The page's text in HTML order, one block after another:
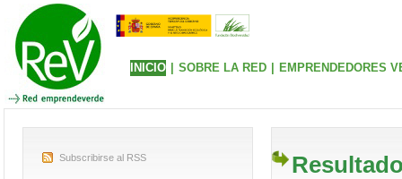
INICIO SOBRE LA RED EMPRENDEDORES
Subscribirse al RSS